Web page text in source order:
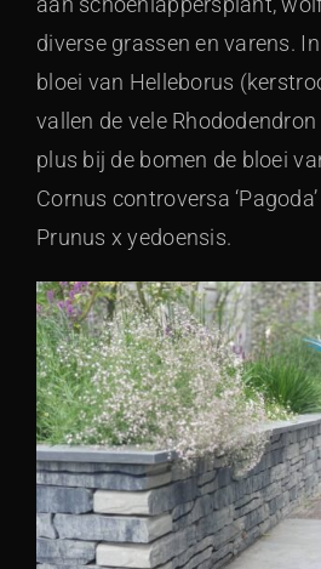
diverse grassen en varens.
bloei van Helleborus
vallen de vele
plus bij de bomen de bloei
Cornus controversa
Prunus x yedoensis.